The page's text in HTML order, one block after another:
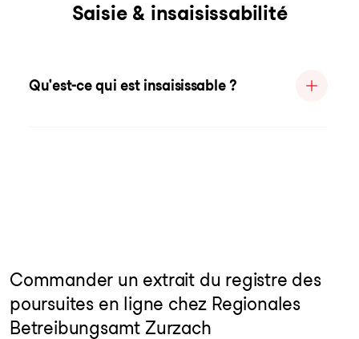
Saisie & insaisissabilité
Qu'est-ce qui est insaisissable ?
Commander un extrait du registre des
poursuites en ligne chez Regionales
Betreibungsamt Zurzach